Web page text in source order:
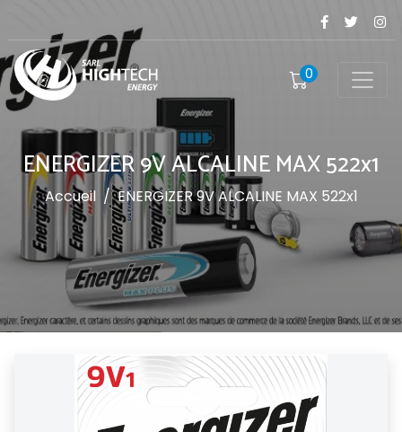
0
ENERGIZER 9V ALCALINE MAX 522x1
Accueil / ENERGIZER 9V ALCALINE MAX 522x1